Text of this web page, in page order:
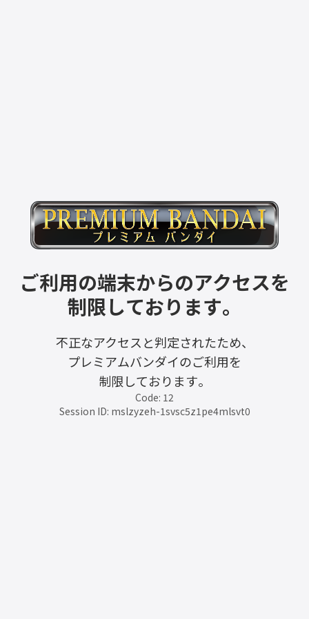
ご利用の端末からのアクセスを
制限しております。
不正なアクセスと判定されたため、
プレミアムバンダイのご利用を
制限しております。
Code: 12
Session ID: mslzyzeh-1svsc5z1pe4mlsvt0